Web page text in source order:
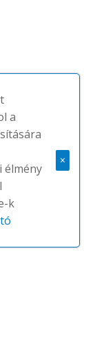
a
élmény
k
×